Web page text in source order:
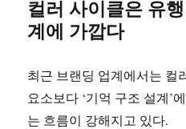
컬러 사이클은 유
계에 가깝다
최근 브랜딩 업계에서는 컬
요소보다 ‘기억 구조 설계’
는 흐름이 강해지고 있다.